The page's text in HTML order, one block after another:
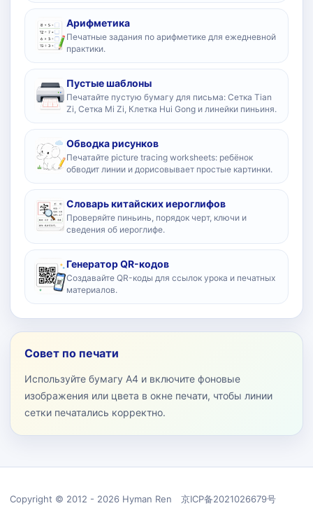
Арифметика
Печатные задания по арифметике для ежедневной
практики.
Пустые шаблоны
Печатайте пустую бумагу для письма: Сетка Tian
Zi, Сетка Mi Zi, Клетка Hui Gong и линейки пиньиня.
Обводка рисунков
Печатайте picture tracing worksheets: ребёнок
обводит линии и дорисовывает простые картинки.
Словарь китайских иероглифов
Проверяйте пиньинь, порядок черт, ключи и
сведения об иероглифе.
Генератор QR-кодов
Создавайте QR-коды для ссылок урока и печатных
материалов.
Совет по печати
Используйте бумагу A4 и включите фоновые
изображения или цвета в окне печати, чтобы линии
сетки печатались корректно.
Copyright © 2012 - 2026 Hyman Ren 京ICP备2021026679号